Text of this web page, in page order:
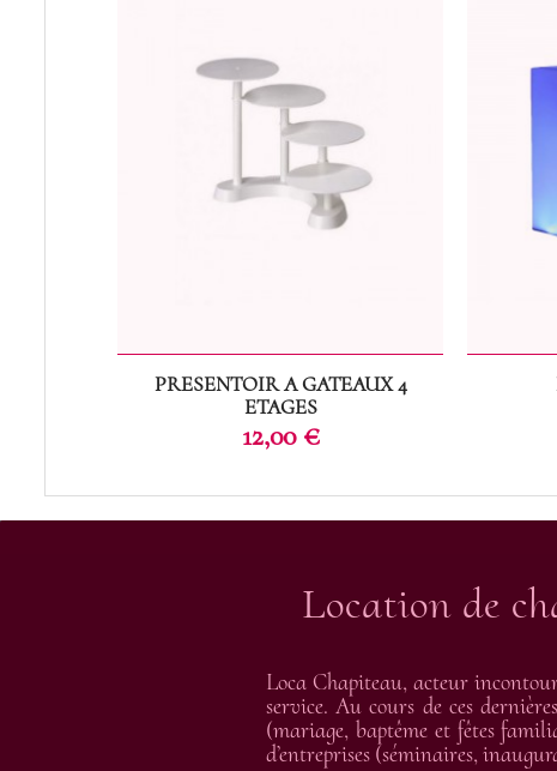
PRESENTOIR A GATEAUX 4
ETAGES
Prix
12,00 €
Location de
Loca Chapiteau, acteur
service. Au cours de ces
(mariage, baptême et fêtes
d’entreprises (séminaires,